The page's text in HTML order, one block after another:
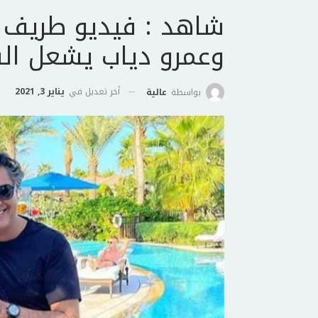
شاهد : فيديو طريف
وعمرو دياب يشعل
بواسطة عالية أخر تعديل في يناير 3, 2021